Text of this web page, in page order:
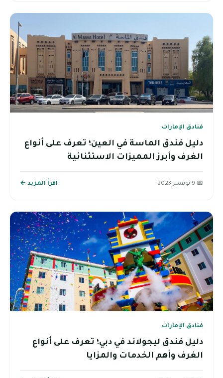
فنادق الإمارات
دليل فندق الماسة في العين؛ تعرف على أنواع
الغرف وأبرز المميزات الاستثنائية
📅 9 نوفمبر 2023 اقرأ المزيد ←
فنادق الإمارات
دليل فندق ليجولاند في دبي؛ تعرف على أنواع
الغرف وأهم الخدمات والمزايا